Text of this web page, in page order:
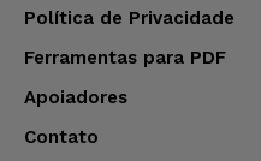
Política de Privacidade
Ferramentas para PDF
Apoiadores
Contato